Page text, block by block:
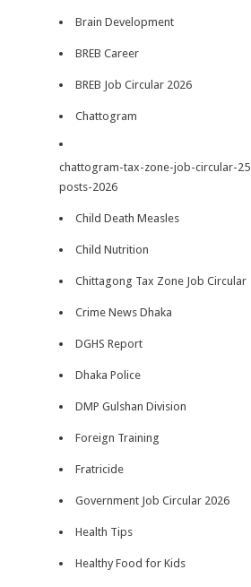
Brain Development
BREB Career
BREB Job Circular 2026
Chattogram
chattogram-tax-zone-job-circular-
posts-2026
Child Death Measles
Child Nutrition
Chittagong Tax Zone Job Circular
Crime News Dhaka
DGHS Report
Dhaka Police
DMP Gulshan Division
Foreign Training
Fratricide
Government Job Circular 2026
Health Tips
Healthy Food for Kids